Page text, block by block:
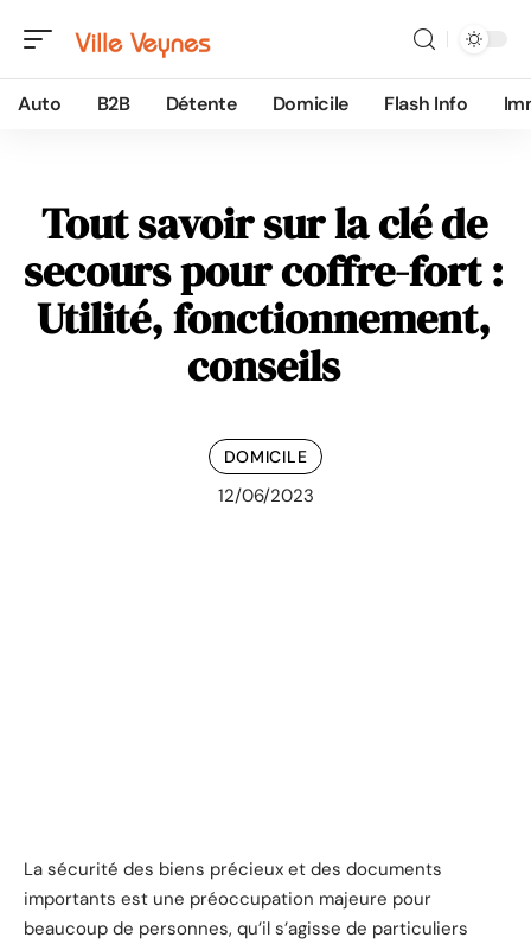
Auto B2B Détente Domicile Flash Info
Tout savoir sur la clé de
secours pour coffre-fort :
Utilité, fonctionnement,
conseils
DOMICILE
12/06/2023
La sécurité des biens précieux et des documents
importants est une préoccupation majeure pour
beaucoup de personnes, qu’il s’agisse de particuliers